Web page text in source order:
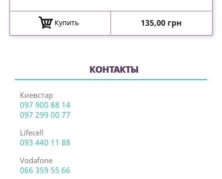
Купить Цена
135,00 грн
КОНТАКТЫ
Киевстар
097 900 88 14
097 299 00 77
Lifecell
093 440 11 88
Vodafone
066 359 55 66